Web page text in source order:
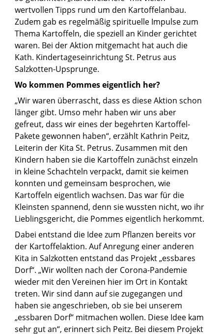
wertvollen Tipps rund um den Kartoffelanbau.
Zudem gab es regelmäßig spirituelle Impulse zum
Thema Kartoffeln, die speziell an Kinder gerichtet
waren. Bei der Aktion mitgemacht hat auch die
Kath. Kindertageseinrichtung St. Petrus aus
Salzkotten-Upsprunge.
Wo kommen Pommes eigentlich her?
„Wir waren überrascht, dass es diese Aktion schon
länger gibt. Umso mehr haben wir uns aber
gefreut, dass wir eines der begehrten Kartoffel-
Pakete gewonnen haben“, erzählt Kathrin Peitz,
Leiterin der Kita St. Petrus. Zusammen mit den
Kindern haben sie die Kartoffeln zunächst einzeln
in kleine Schachteln verpackt, damit sie keimen
konnten und gemeinsam besprochen, wie
Kartoffeln eigentlich wachsen. Das war für die
Kleinsten spannend, denn sie wussten nicht, wo ihr
Lieblingsgericht, die Pommes eigentlich herkommt.
Dabei entstand die Idee zum Pflanzen bereits vor
der Kartoffelaktion. Auf Anregung einer anderen
Kita in Salzkotten entstand das Projekt „essbares
Dorf“. „Wir wollten nach der Corona-Pandemie
wieder mit den Vereinen hier im Ort in Kontakt
treten. Wir sind dann auf sie zugegangen und
haben sie angeschrieben, ob sie bei unserem
„essbaren Dorf“ mitmachen wollen. Diese Idee kam
sehr gut an“, erinnert sich Peitz. Bei diesem Projekt